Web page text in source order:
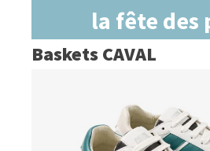
la fête des
Baskets CAVAL